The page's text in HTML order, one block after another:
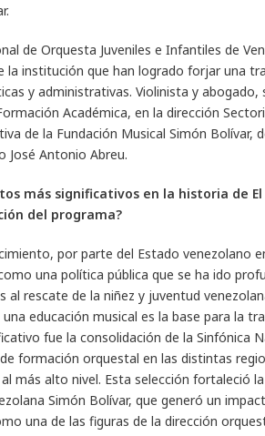
de Orquesta Juveniles e Infantiles de
la institución que han logrado forjar una
y administrativas. Violinista y abogado,
Académica, en la dirección
de la Fundación Musical Simón Bolívar,
José Antonio Abreu.
más significativos en la historia de
del programa?
por parte del Estado venezolano
una política pública que se ha ido
al rescate de la niñez y juventud
educación musical es la base para la
fue la consolidación de la Sinfónica
formación orquestal en las distintas
más alto nivel. Esta selección fortaleció
Simón Bolívar, que generó un
una de las figuras de la dirección